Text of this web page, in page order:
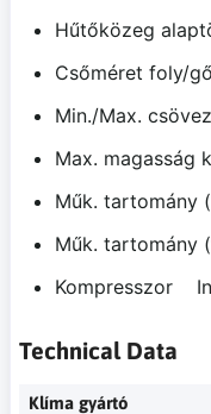
Hűtőközeg
Csőméret foly/
Min./Max.
Max.
Műk. tartomány
Műk.
Kompresszor
Technical Data
Klíma gyártó